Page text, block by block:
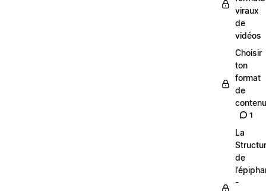
viraux
de
vidéos
Choisir
ton
format
de
contenu
1
La
de
-